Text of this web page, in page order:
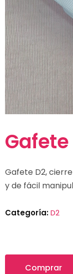
Gafete
Gafete D2,
y de fácil
Categoría:D2
Comprar